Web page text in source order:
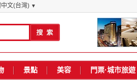
文(台灣) ▼
景點 美容 門票·城市旅遊